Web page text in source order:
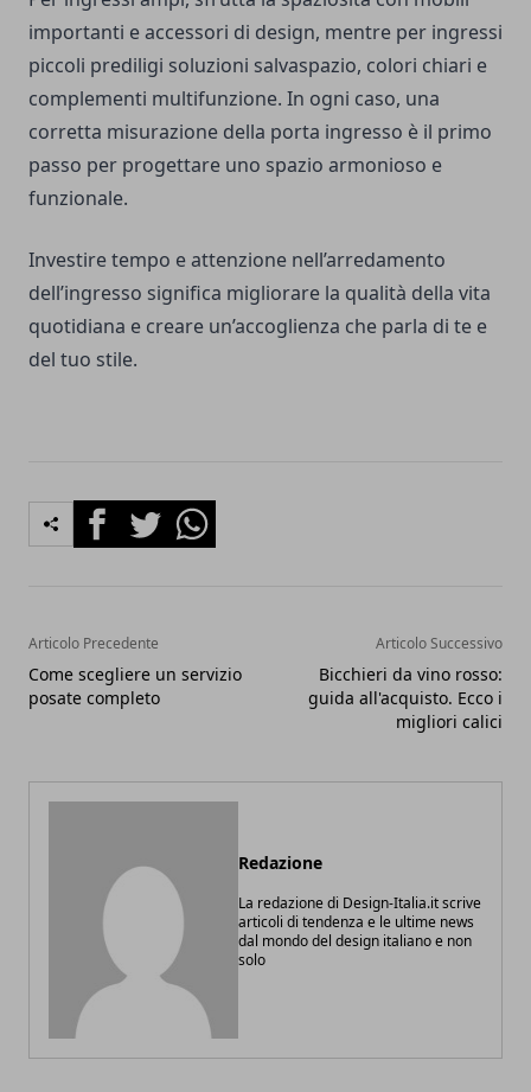
importanti e accessori di design, mentre per ingressi
piccoli prediligi soluzioni salvaspazio, colori chiari e
complementi multifunzione. In ogni caso, una
corretta misurazione della porta ingresso è il primo
passo per progettare uno spazio armonioso e
funzionale.
Investire tempo e attenzione nell’arredamento
dell’ingresso significa migliorare la qualità della vita
quotidiana e creare un’accoglienza che parla di te e
del tuo stile.
FacebookTwitterWhatsapp
Articolo Precedente
Come scegliere un servizio
posate completo
Articolo Successivo
Bicchieri da vino rosso:
guida all'acquisto. Ecco i
migliori calici
Redazione
La redazione di Design-Italia.it scrive
articoli di tendenza e le ultime news
dal mondo del design italiano e non
solo